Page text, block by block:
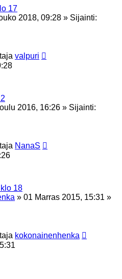
17
2018, 09:28 » Sijainti:
valpuri
2016, 16:26 » Sijainti:
NanaS
18
» 01 Marras 2015, 15:31 »
kokonainenhenka